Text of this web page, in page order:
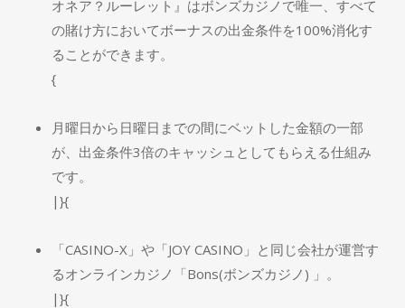
オネア？ルーレット』はボンズカジノで唯一、すべて
の賭け方においてボーナスの出金条件を100%消化す
ることができます。
{
月曜日から日曜日までの間にベットした金額の一部
が、出金条件3倍のキャッシュとしてもらえる仕組み
です。
|}{
「CASINO-X」や「JOY CASINO」と同じ会社が運営す
るオンラインカジノ「Bons(ボンズカジノ) 」。
|}{